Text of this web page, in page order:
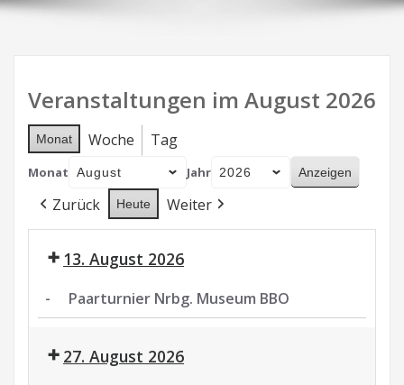
Veranstaltungen im August 2026
Monat Woche Tag
Monat Jahr
Zurück Heute Weiter
13. August 2026
- Paarturnier Nrbg. Museum BBO
Nrbg.
Museum27. August 2026